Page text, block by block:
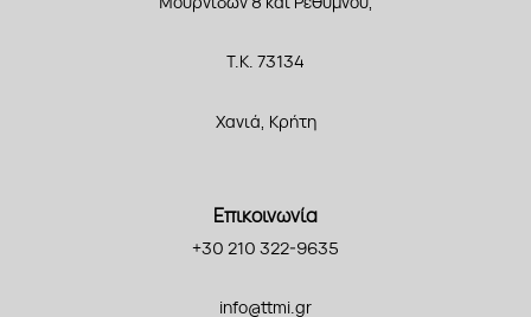
Τ.Κ. 73134
Χανιά, Κρήτη
Επικοινωνία
+30 210 322-9635
info@ttmi.gr